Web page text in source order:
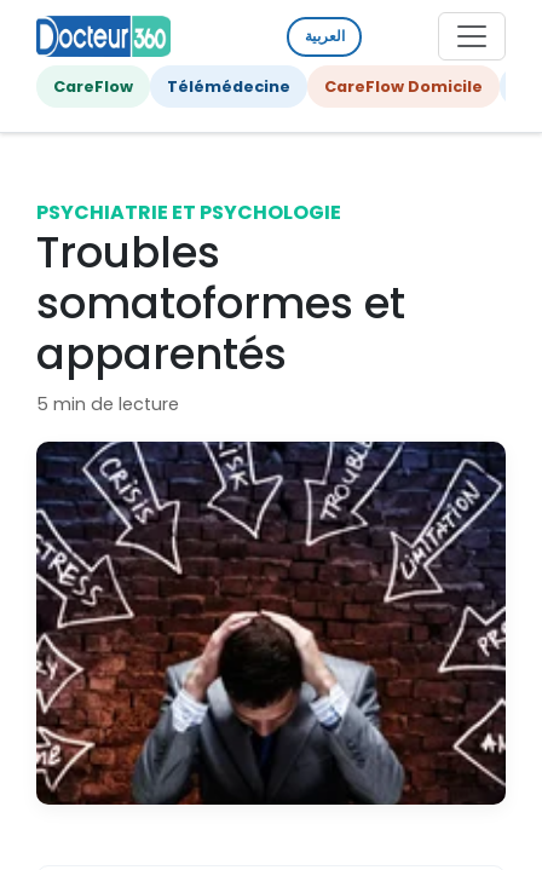
العربية
CareFlow Télémédecine CareFlow Domicile
PSYCHIATRIE ET PSYCHOLOGIE
Troubles
somatoformes et
apparentés
5 min de lecture